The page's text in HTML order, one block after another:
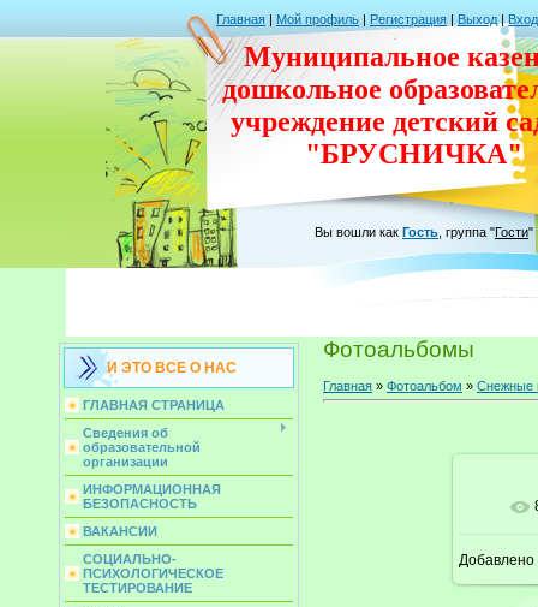
Главная | Мой профиль | Регистрация | Выход | Вход
Муниципальное
дошкольное
учреждение детский
"БРУСНИЧКА"
Вы вошли как Гость группа "Гости"
И ЭТО ВСЕ О НАС
ГЛАВНАЯ СТРАНИЦА
Сведения об
образовательной
организации
ИНФОРМАЦИОННАЯ
БЕЗОПАСНОСТЬ
ВАКАНСИИ
СОЦИАЛЬНО-
ПСИХОЛОГИЧЕСКОЕ
ТЕСТИРОВАНИЕ
Фотоальбомы
Главная » Фотоальбом » Снежные
Добавлено